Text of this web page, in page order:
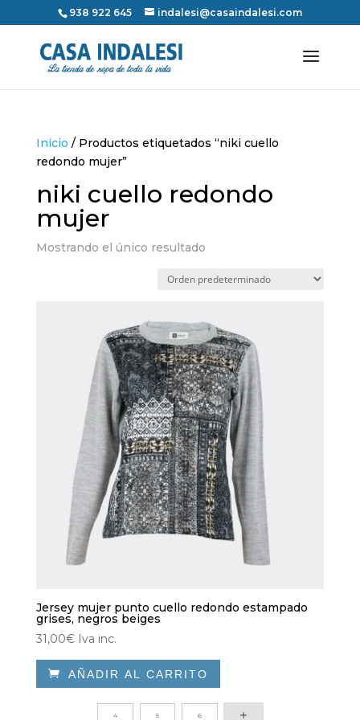
938 922 645 indalesi@casaindalesi.com
Inicio / Productos etiquetados “niki cuello
redondo mujer”
niki cuello redondo
mujer
Mostrando el único resultado
Jersey mujer punto cuello redondo estampado
grises, negros beiges
31,00€ Iva inc.
 AÑADIR AL CARRITO
4 5 6